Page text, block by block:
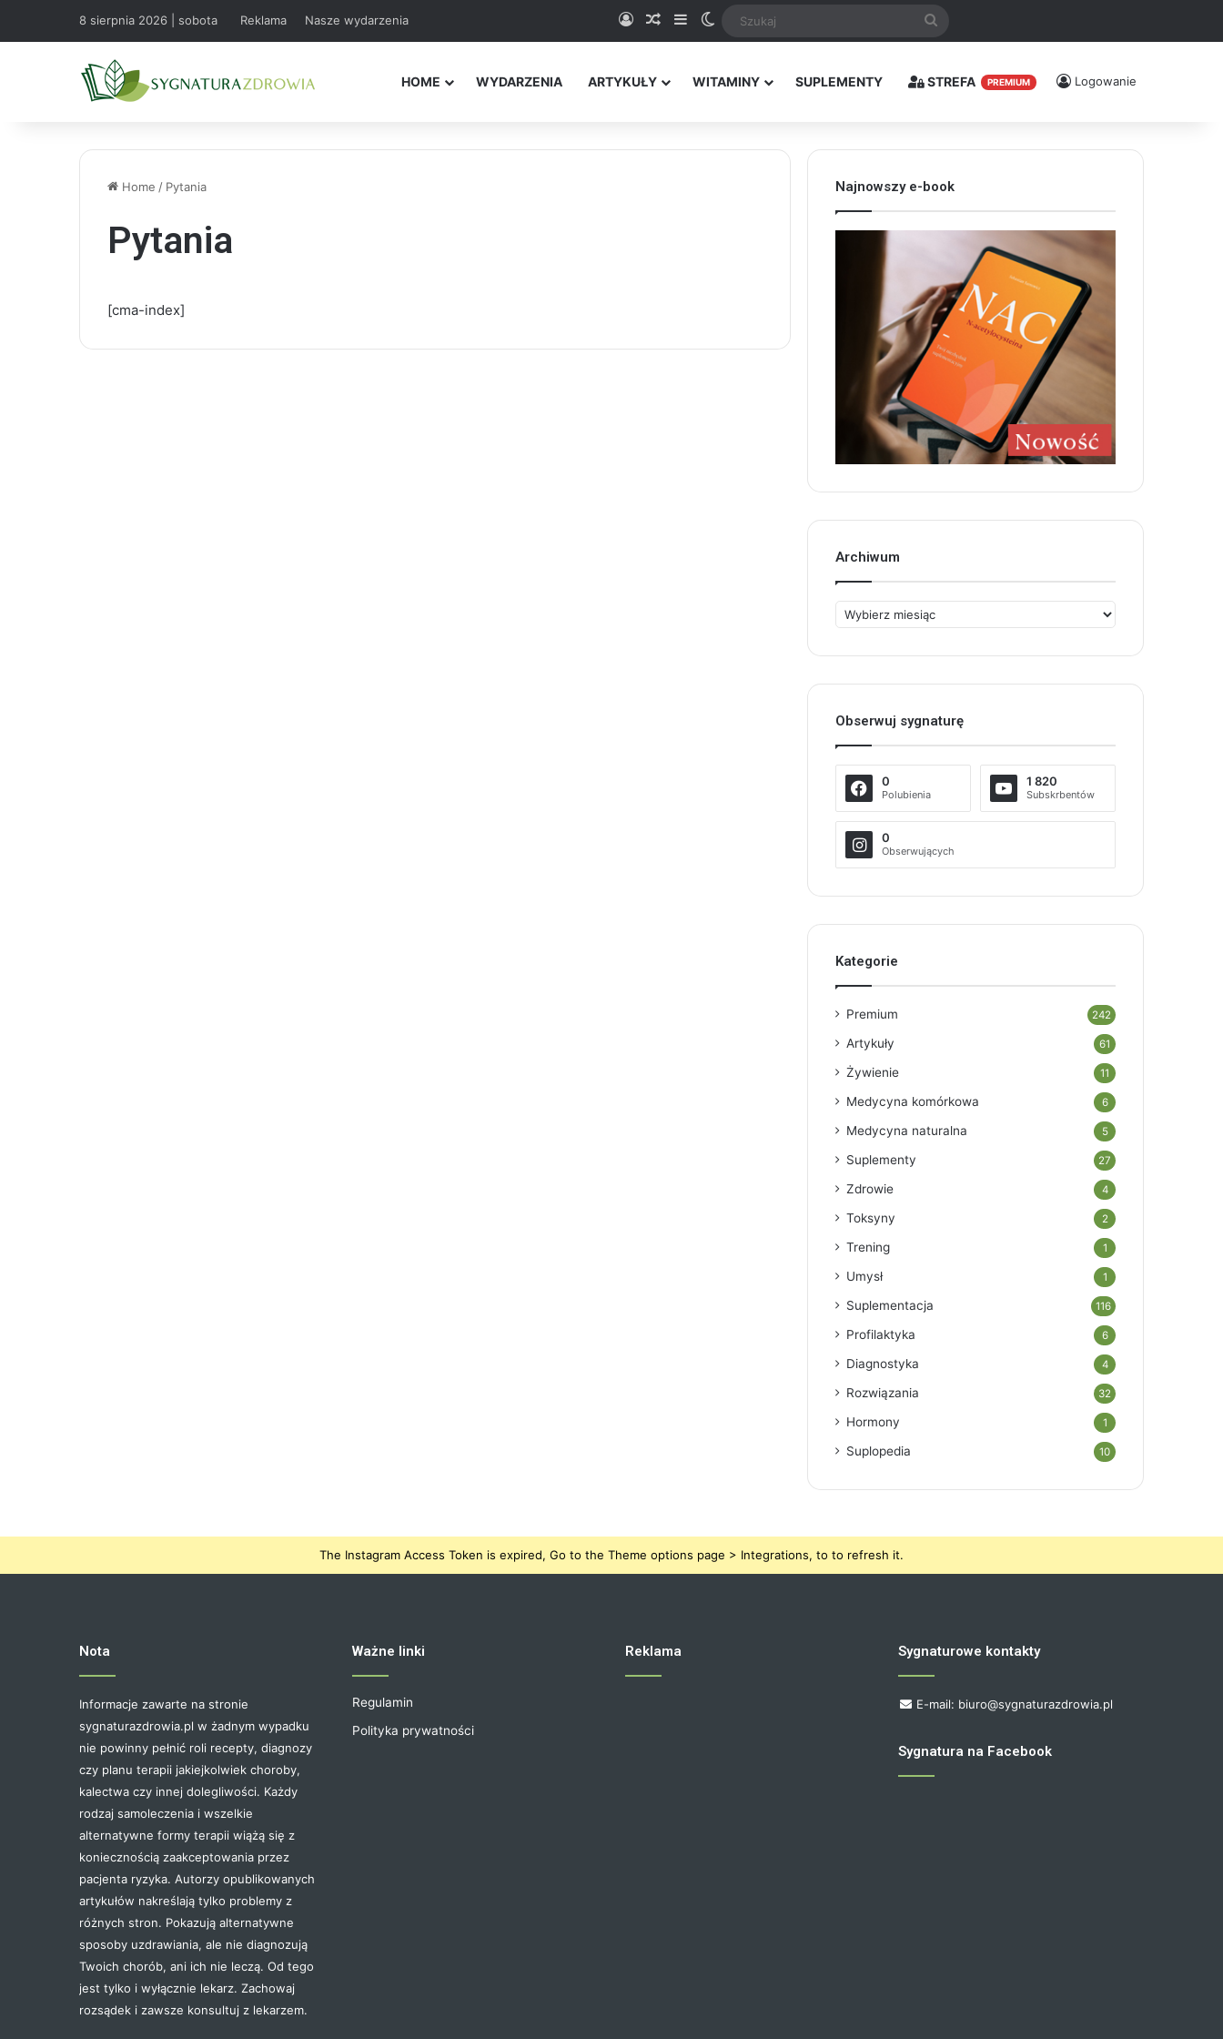
8 sierpnia 2026 | sobota Reklama Nasze wydarzenia Logowanie
Random Article
SidebarSwitch skin
HOME WYDARZENIA ARTYKUŁY WITAMINY SUPLEMENTY STREFA PREMIUM Logowanie
Home / Pytania
Pytania
[cma-index]
Najnowszy e-book
Archiwum
Archiwum
Obserwuj sygnaturę
0
Polubienia
1 820
Subskrbentów
0
Obserwujących
Kategorie
Premium 242
Artykuły 61
Żywienie 11
Medycyna komórkowa 6
Medycyna naturalna 5
Suplementy 27
Zdrowie 4
Toksyny 2
Trening 1
Umysł 1
Suplementacja 116
Profilaktyka 6
Diagnostyka 4
Rozwiązania 32
Hormony 1
Suplopedia 10
The Instagram Access Token is expired, Go to the Theme options page > Integrations, to to refresh it.
Nota
Informacje zawarte na stronie
sygnaturazdrowia.pl w żadnym wypadku
nie powinny pełnić roli recepty, diagnozy
czy planu terapii jakiejkolwiek choroby,
kalectwa czy innej dolegliwości. Każdy
rodzaj samoleczenia i wszelkie
alternatywne formy terapii wiążą się z
koniecznością zaakceptowania przez
pacjenta ryzyka. Autorzy opublikowanych
artykułów nakreślają tylko problemy z
różnych stron. Pokazują alternatywne
sposoby uzdrawiania, ale nie diagnozują
Twoich chorób, ani ich nie leczą. Od tego
jest tylko i wyłącznie lekarz. Zachowaj
rozsądek i zawsze konsultuj z lekarzem.
Ważne linki
Regulamin
Polityka prywatności
Reklama Sygnaturowe kontakty
E-mail: biuro@sygnaturazdrowia.pl
Sygnatura na Facebook